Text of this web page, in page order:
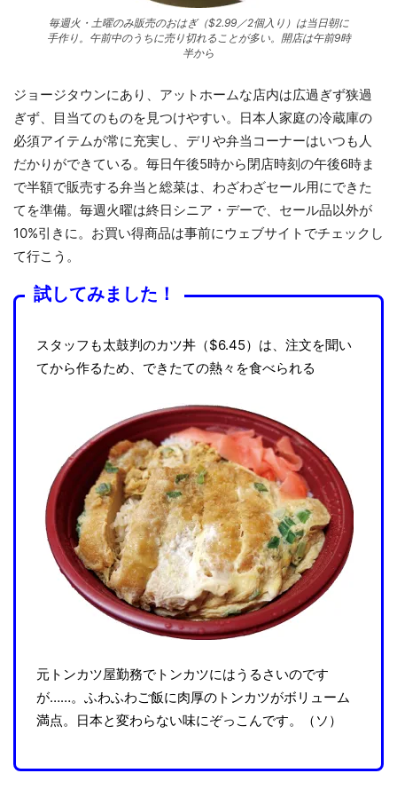
毎週火・土曜のみ販売のおはぎ（$2.99／2個入り）は当日朝に
手作り。午前中のうちに売り切れることが多い。開店は午前9時
半から
ジョージタウンにあり、アットホームな店内は広過ぎず狭過
ぎず、目当てのものを見つけやすい。日本人家庭の冷蔵庫の
必須アイテムが常に充実し、デリや弁当コーナーはいつも人
だかりができている。毎日午後5時から閉店時刻の午後6時ま
で半額で販売する弁当と総菜は、わざわざセール用にできた
てを準備。毎週火曜は終日シニア・デーで、セール品以外が
10%引きに。お買い得商品は事前にウェブサイトでチェックし
て行こう。
試してみました！
スタッフも太鼓判のカツ丼（$6.45）は、注文を聞い
てから作るため、できたての熱々を食べられる
元トンカツ屋勤務でトンカツにはうるさいのです
が……。ふわふわご飯に肉厚のトンカツがボリューム
満点。日本と変わらない味にぞっこんです。（ソ）